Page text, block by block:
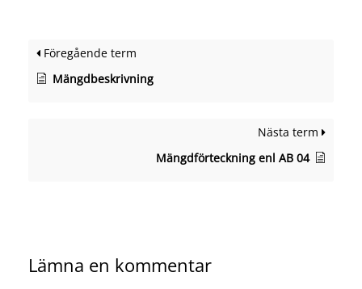
Föregående term
Mängdbeskrivning
Nästa term
Mängdförteckning enl AB 04
Lämna en kommentar